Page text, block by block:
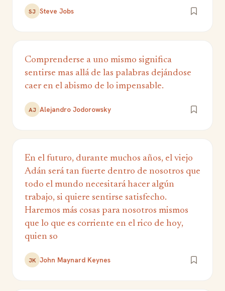
SJ Steve Jobs
Comprenderse a uno mismo significa
sentirse mas allá de las palabras dejándose
caer en el abismo de lo impensable.
AJ Alejandro Jodorowsky
En el futuro, durante muchos años, el viejo
Adán será tan fuerte dentro de nosotros que
todo el mundo necesitará hacer algún
trabajo, si quiere sentirse satisfecho.
Haremos más cosas para nosotros mismos
que lo que es corriente en el rico de hoy,
quien so
JK John Maynard Keynes